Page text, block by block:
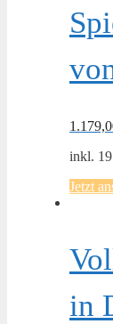
inkl.
Jetzt
in